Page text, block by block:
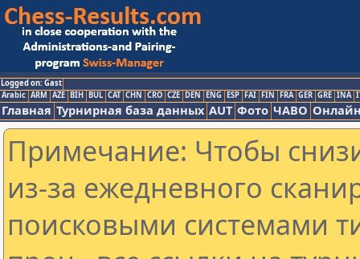
Logged on: Gast
Arabic ARM AZE BIH BUL CAT CHN CRO CZE DEN ENG ESP FAI FIN FRA GER GRE INA
Главная Турнирная база данных AUT Фото ЧАВО
Примечание: Чтобы
из-за ежедневного
поисковыми системами